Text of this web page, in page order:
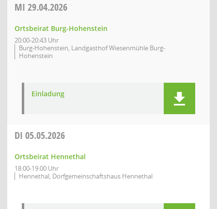
MI 29.04.2026
Ortsbeirat Burg-Hohenstein
20:00-20:43 Uhr
Burg-Hohenstein, Landgasthof Wiesenmühle Burg-
Hohenstein
Einladung
DI 05.05.2026
Ortsbeirat Hennethal
18:00-19:00 Uhr
Hennethal, Dorfgemeinschaftshaus Hennethal